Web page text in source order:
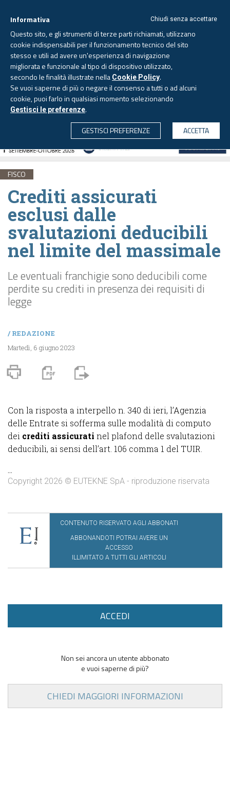
CERCA
Venerdì, 7 agosto 2026 - Aggiornato alle 6.00
FISCO
Crediti assicurati
esclusi dalle
svalutazioni deducibili
nel limite del massimale
Le eventuali franchigie sono deducibili come
perdite su crediti in presenza dei requisiti di
legge
/REDAZIONE
Martedì, 6 giugno 2023
Con la risposta a interpello n. 340 di ieri, l’Agenzia
delle Entrate si sofferma sulle modalità di computo
dei crediti assicurati nel plafond delle svalutazioni
deducibili, ai sensi dell’art. 106 comma 1 del TUIR.
...
Copyright 2026 © EUTEKNE SpA - riproduzione riservata
CONTENUTO RISERVATO AGLI ABBONATI
ABBONANDOTI POTRAI AVERE UN
ACCESSO
ILLIMITATO A TUTTI GLI ARTICOLI
ACCEDI
Non sei ancora un utente abbonato
e vuoi saperne di più?
CHIEDI MAGGIORI INFORMAZIONI
Chiudi senza accettare
Informativa
Questo sito, e gli strumenti di terze parti richiamati, utilizzano
cookie indispensabili per il funzionamento tecnico del sito
stesso e utili ad avere un'esperienza di navigazione
migliorata e funzionale al tipo di dispositivo utilizzato,
secondo le finalità illustrate nella Cookie Policy.
Se vuoi saperne di più o negare il consenso a tutti o ad alcuni
cookie, puoi farlo in qualsiasi momento selezionando
Gestisci le preferenze.
GESTISCI PREFERENZE
ACCETTA